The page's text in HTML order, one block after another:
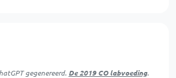
gegenereerd. De 2019 CO labvoeding.